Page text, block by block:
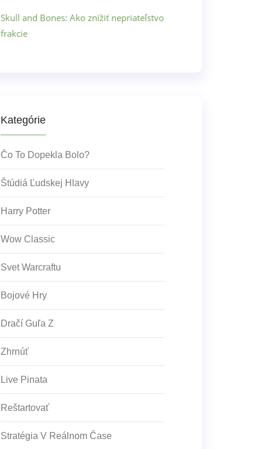
Skull and Bones: Ako znížiť nepriateľstvo
frakcie
Kategórie
Čo To Dopekla Bolo?
Štúdiá Ľudskej Hlavy
Harry Potter
Wow Classic
Svet Warcraftu
Bojové Hry
Dračí Guľa Z
Zhrnúť
Live Pinata
Reštartovať
Stratégia V Reálnom Čase